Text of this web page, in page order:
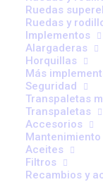
Ruedas
Ruedas y
Implementos
Alargaderas
Horquillas
Más
Seguridad
Transpaletas
Transpaletas
Accesorios
Aceites
Filtros
Recambios y
Contraseña*
Recuérdame
ACCESO